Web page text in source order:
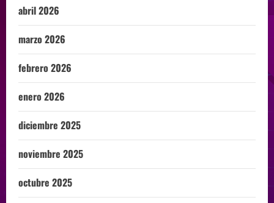
abril 2026
marzo 2026
febrero 2026
enero 2026
diciembre 2025
noviembre 2025
octubre 2025